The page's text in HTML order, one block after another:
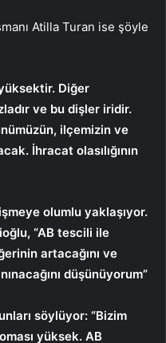
Atilla Turan ise şöyle
yüksektir. Diğer
ve bu dişler iridir.
ilçemizin ve
İhracat olasılığının
olumlu yaklaşıyor.
“AB tescili ile
artacağını ve
düşünüyorum”
söylüyor: “Bizim
yüksek. AB